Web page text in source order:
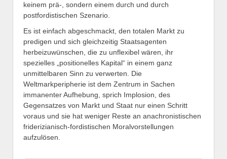
keinem prä-, sondern einem durch und durch
postfordistischen Szenario.
Es ist einfach abgeschmackt, den totalen Markt zu
predigen und sich gleichzeitig Staatsagenten
herbeizuwünschen, die zu unflexibel wären, ihr
spezielles „positionelles Kapital“ in einem ganz
unmittelbaren Sinn zu verwerten. Die
Weltmarkperipherie ist dem Zentrum in Sachen
immanenter Aufhebung, sprich Implosion, des
Gegensatzes von Markt und Staat nur einen Schritt
voraus und sie hat weniger Reste an anachronistischen
friderizianisch-fordistischen Moralvorstellungen
aufzulösen.